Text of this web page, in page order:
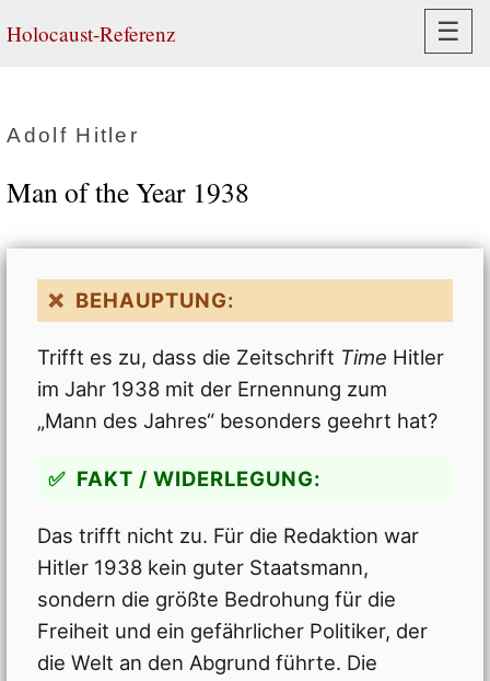
Holocaust-Referenz ☰
Adolf Hitler
Man of the Year 1938
BEHAUPTUNG:
Trifft es zu, dass die Zeitschrift Time Hitler
im Jahr 1938 mit der Ernennung zum
„Mann des Jahres“ besonders geehrt hat?
FAKT / WIDERLEGUNG:
Das trifft nicht zu. Für die Redaktion war
Hitler 1938 kein guter Staatsmann,
sondern die größte Bedrohung für die
Freiheit und ein gefährlicher Politiker, der
die Welt an den Abgrund führte. Die